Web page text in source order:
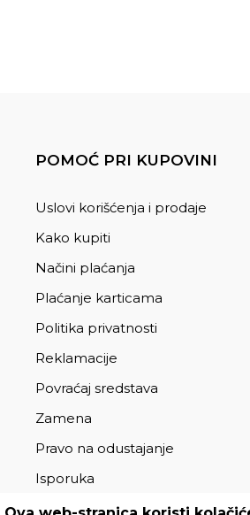
POMOĆ PRI KUPOVINI
Uslovi korišćenja i prodaje
Kako kupiti
Načini plaćanja
Plaćanje karticama
Politika privatnosti
Reklamacije
Povraćaj sredstava
Zamena
Pravo na odustajanje
Isporuka